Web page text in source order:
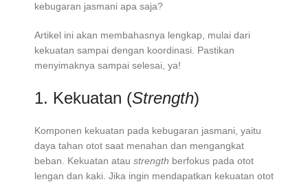
kebugaran jasmani apa saja?
Artikel ini akan membahasnya lengkap, mulai dari
kekuatan sampai dengan koordinasi. Pastikan
menyimaknya sampai selesai, ya!
1. Kekuatan (Strength)
Komponen kekuatan pada kebugaran jasmani, yaitu
daya tahan otot saat menahan dan mengangkat
beban. Kekuatan atau strength berfokus pada otot
lengan dan kaki. Jika ingin mendapatkan kekuatan otot